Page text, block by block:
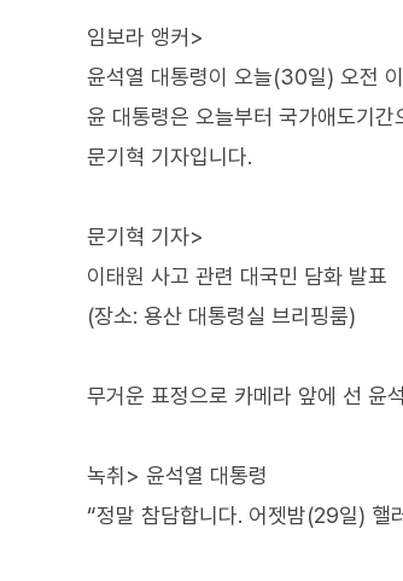
임보라 앵커>
윤석열 대통령이 오늘(30일) 오전
윤 대통령은 오늘부터 국가애도기
문기혁 기자입니다.
문기혁 기자>
이태원 사고 관련 대국민 담화 발표
(장소: 용산 대통령실 브리핑룸)
무거운 표정으로 카메라 앞에 선 윤
녹취> 윤석열 대통령
“정말 참담합니다. 어젯밤(29일) 핼